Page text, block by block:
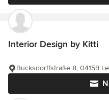
Interior Design by Kitti
Bucksdorffstraße 8, 04159